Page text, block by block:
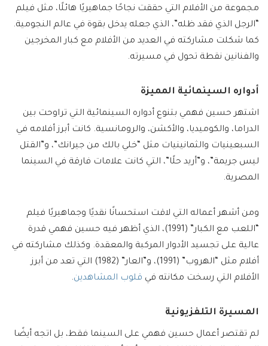
مجموعة من الأفلام التي حققت نجاحًا جماهيريًا هائلًا، مثل فيلم
“الرجل الذي فقد ظله”، الذي جعله يدخل بقوة في عالم النجومية.
كما شكلت مشاركته في العديد من الأفلام مع كبار المخرجين
والفنانين نقطة تحول في مسيرته.
أدواره السينمائية المميزة
اشتهر حسين فهمي بتنوع أدواره السينمائية التي تراوحت بين
الدراما، والكوميديا، والأكشن، والرومانسية. كانت أبرز أفلامه في
السبعينيات والثمانينيات مثل “خلي بالك من جيرانك”، و”القتل
ليس جريمة”، و”أريد حلًا”، التي كانت علامات فارقة في السينما
المصرية.
ومن أشهر أعماله التي لاقت استحسانًا نقديًا وجماهيريًا فيلم
“اللعب مع الكبار” (1991)، الذي أظهر فيه حسين فهمي قدرة
عالية على تجسيد الأدوار المركبة والمعقدة. وكذلك مشاركته في
أفلام مثل “الهروب” (1991)، و”العار” (1982) التي تعد من أبرز
الأفلام التي رسخت مكانته في قلوب المشاهدين.
المسيرة التلفزيونية
لم تقتصر أعمال حسين فهمي على السينما فقط، بل اتجه أيضًا